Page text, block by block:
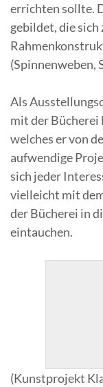
errichten sollte.
gebildet, die sich
(Spinnenweben,
Als
mit der Bücherei
welches er von
aufwendige
sich jeder
vielleicht mit
der Bücherei in
eintauchen.
(Kunstprojekt